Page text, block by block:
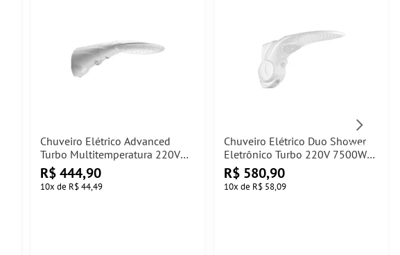
Chuveiro Elétrico Advanced
Turbo Multitemperatura 220V
7500W Lorenzetti
R$ 444,90
10x de R$ 44,49
Chuveiro Elétrico Duo Shower
Eletrônico Turbo 220V 7500W
Lorenzetti
R$ 580,90
10x de R$ 58,09